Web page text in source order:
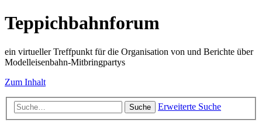
Teppichbahnforum
ein virtueller Treffpunkt für die Organisation von und Berichte über
Modelleisenbahn-Mitbringpartys
Zum Inhalt
Suche Erweiterte Suche